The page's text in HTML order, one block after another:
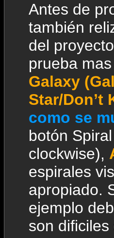
Antes de
también
del
prueba
Galaxy
Star/Don’t
como se
botón
clockwise),
espirales
apropiado.
ejemplo
son